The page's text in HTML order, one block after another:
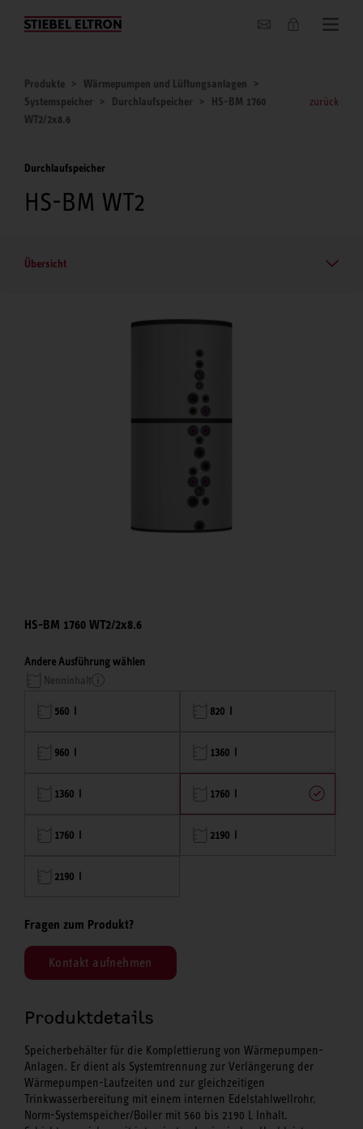
Unternehmen
Produkte
Wärmepumpen und Lüftungsanlagen
Systemspeicher
Durchlaufspeicher
HS-BM 1760
WT2/2x8.6
zurück
Durchlaufspeicher
HS-BM WT2
Übersicht
HS-BM 1760 WT2/2x8.6
Andere Ausführung wählen
Nenninhalt
560 l 820 l
960 l 1360 l
1360 l 1760 l
1760 l 2190 l
2190 l
Fragen zum Produkt?
Kontakt aufnehmen
Produktdetails
Speicherbehälter für die Komplettierung von Wärmepumpen-
Anlagen. Er dient als Systemtrennung zur Verlängerung der
Wärmepumpen-Laufzeiten und zur gleichzeitigen
Trinkwasserbereitung mit einem internen Edelstahlwellrohr.
Norm-Systemspeicher/Boiler mit 560 bis 2190 L Inhalt.